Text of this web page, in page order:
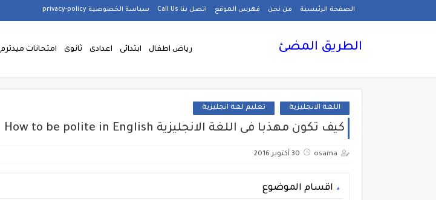
الصفحة الرئيسية من نحن فهرس الموقع اتصل بنا Call Us سياسة الخصوصية privacy-policy
الطريق المضئ رياض اطفال ابتدائى اعدادى ثانوى امتحانات ميدترم
اللغة الانجليزية تعليم لغة انجليزية
كيف تكون مهذبا فى اللغة الانجليزية How to be polite in English
osama 30 أكتوبر 2016
اقسام الموضوع